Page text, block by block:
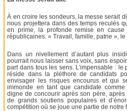
À en croire les sondeurs, la messe serait
nous projettera dans des temps reculés
en prime, la profonde remise en
républicaines. « Travail, famille, patrie », le
Dans un nivellement d’autant plus
pourrait nous laisser sans voix, sans
part dans tous les sens. L’impensable :
réside dans la pléthore de candidats
envisager les risques encourus et qui
immonde en tant que candidate
digne de concourir après son père,
de grands soutiens populaires et
compétition où se joue une partie de notre